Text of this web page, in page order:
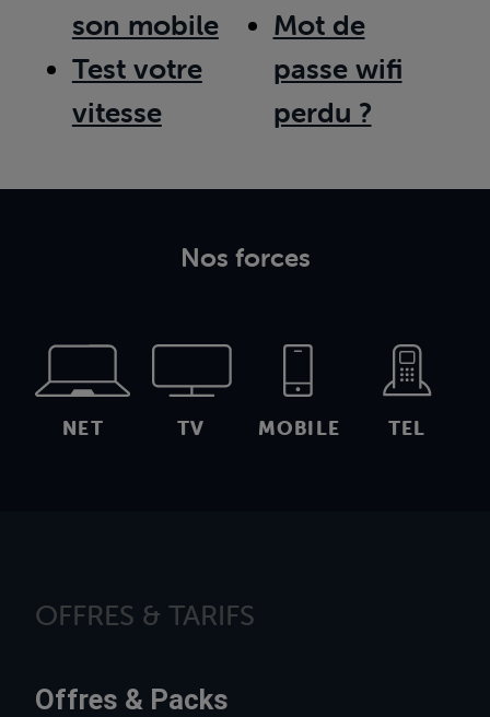
son mobile
Test votre
vitesse
Mot de
passe wifi
perdu ?
Nos forces
NET TV MOBILE TEL
OFFRES & TARIFS
Offres & Packs